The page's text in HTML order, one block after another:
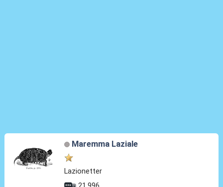
Maremma Laziale
Lazionetter